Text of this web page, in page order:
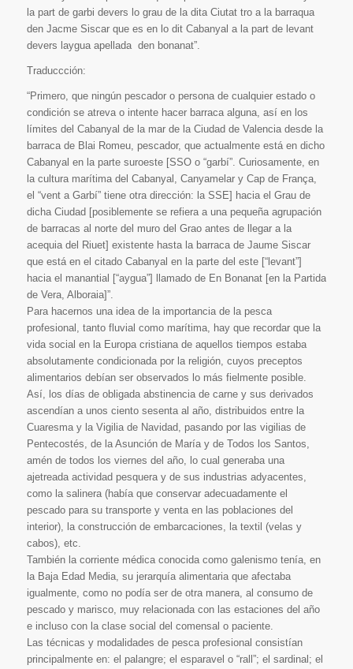
la part de garbi devers lo grau de la dita Ciutat tro a la barraqua
den Jacme Siscar que es en lo dit Cabanyal a la part de levant
devers laygua apellada den bonanat”.
Traduccción:
“Primero, que ningún pescador o persona de cualquier estado o
condición se atreva o intente hacer barraca alguna, así en los
límites del Cabanyal de la mar de la Ciudad de Valencia desde la
barraca de Blai Romeu, pescador, que actualmente está en dicho
Cabanyal en la parte suroeste [SSO o “garbí”. Curiosamente, en
la cultura marítima del Cabanyal, Canyamelar y Cap de França,
el “vent a Garbí” tiene otra dirección: la SSE] hacia el Grau de
dicha Ciudad [posiblemente se refiera a una pequeña agrupación
de barracas al norte del muro del Grao antes de llegar a la
acequia del Riuet] existente hasta la barraca de Jaume Siscar
que está en el citado Cabanyal en la parte del este [“levant”]
hacia el manantial [“aygua”] llamado de En Bonanat [en la Partida
de Vera, Alboraia]”.
Para hacernos una idea de la importancia de la pesca
profesional, tanto fluvial como marítima, hay que recordar que la
vida social en la Europa cristiana de aquellos tiempos estaba
absolutamente condicionada por la religión, cuyos preceptos
alimentarios debían ser observados lo más fielmente posible.
Así, los días de obligada abstinencia de carne y sus derivados
ascendían a unos ciento sesenta al año, distribuidos entre la
Cuaresma y la Vigilia de Navidad, pasando por las vigilias de
Pentecostés, de la Asunción de María y de Todos los Santos,
amén de todos los viernes del año, lo cual generaba una
ajetreada actividad pesquera y de sus industrias adyacentes,
como la salinera (había que conservar adecuadamente el
pescado para su transporte y venta en las poblaciones del
interior), la construcción de embarcaciones, la textil (velas y
cabos), etc.
También la corriente médica conocida como galenismo tenía, en
la Baja Edad Media, su jerarquía alimentaria que afectaba
igualmente, como no podía ser de otra manera, al consumo de
pescado y marisco, muy relacionada con las estaciones del año
e incluso con la clase social del comensal o paciente.
Las técnicas y modalidades de pesca profesional consistían
principalmente en: el palangre; el esparavel o “rall”; el sardinal; el